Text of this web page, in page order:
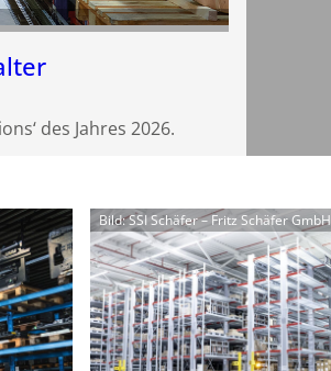
des Jahres 2026.
Bild: SSI Schäfer – Fritz Schäfer GmbH